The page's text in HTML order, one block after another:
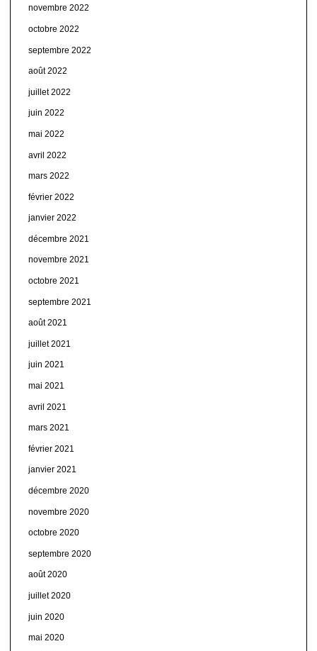
novembre 2022
octobre 2022
septembre 2022
août 2022
juillet 2022
juin 2022
mai 2022
avril 2022
mars 2022
février 2022
janvier 2022
décembre 2021
novembre 2021
octobre 2021
septembre 2021
août 2021
juillet 2021
juin 2021
mai 2021
avril 2021
mars 2021
février 2021
janvier 2021
décembre 2020
novembre 2020
octobre 2020
septembre 2020
août 2020
juillet 2020
juin 2020
mai 2020